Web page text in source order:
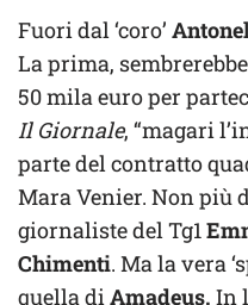
Fuori dal ‘coro’
La prima,
50 mila euro per
Il Giornale, “magari
parte del contratto
Mara Venier. Non più
giornaliste del Tg1
Chimenti. Ma la vera
quella di Amadeus. In